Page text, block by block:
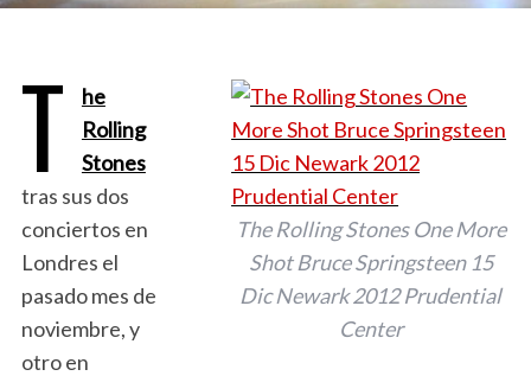
The Rolling Stones One More
Shot Bruce Springsteen 15
Dic Newark 2012 Prudential
Center
T
he
Rolling
Stones
tras sus dos
conciertos en
Londres el
pasado mes de
noviembre, y
otro en